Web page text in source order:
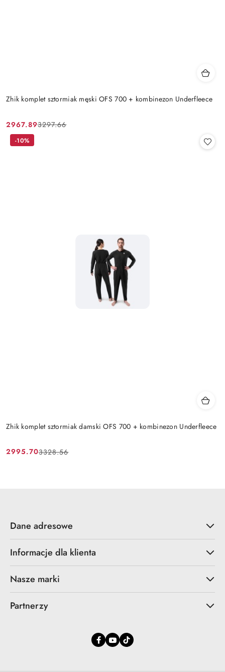
Zhik komplet sztormiak męski OFS 700 + kombinezon Underfleece
Cena
promocyjna:
2967.89
Cena
przed
3297.66
Zhik komplet sztormiak damski OFS 700 + kombinezon Underfleece
Cena
2995.70
Cena
3328.56
-10%
Dane adresowe
Informacje dla klienta
Nasze marki
Partnerzy